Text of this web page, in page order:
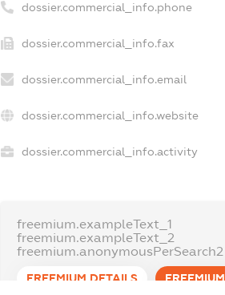
dossier.commercial_info.phone
dossier.commercial_info.fax
dossier.commercial_info.email
dossier.commercial_info.website
dossier.commercial_info.activity
freemium.exampleText_1
freemium.exampleText_2
freemium.anonymousPerSearch2
FREEMIUM.DETAILS